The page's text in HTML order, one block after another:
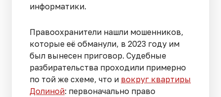
информатики.
Правоохранители нашли мошенников,
которые её обманули, в 2023 году им
был вынесен приговор. Судебные
разбирательства проходили примерно
по той же схеме, что и вокруг квартиры
Долиной: первоначально право